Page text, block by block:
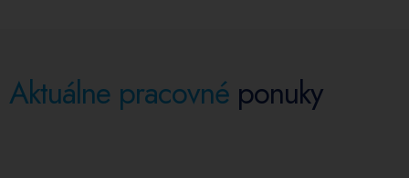
Aktuálne pracovné ponuky